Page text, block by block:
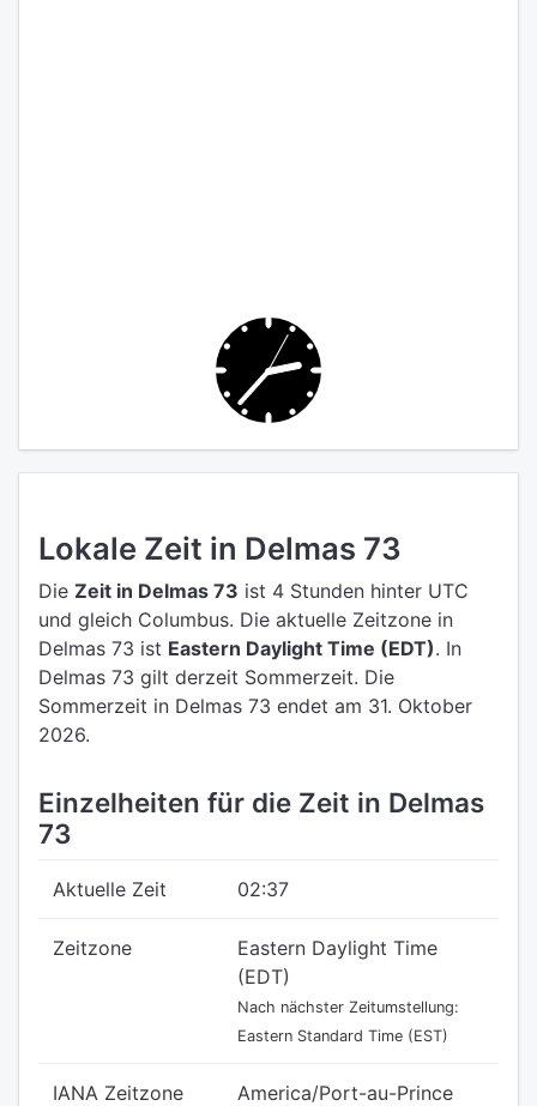
Lokale Zeit in Delmas 73
Die Zeit in Delmas 73 ist 4 Stunden hinter UTC
und gleich Columbus. Die aktuelle Zeitzone in
Delmas 73 ist Eastern Daylight Time (EDT). In
Delmas 73 gilt derzeit Sommerzeit. Die
Sommerzeit in Delmas 73 endet am 31. Oktober
2026.
Einzelheiten für die Zeit in Delmas
73
Aktuelle Zeit 02:37
Zeitzone
Eastern Daylight Time
(EDT)
Nach nächster Zeitumstellung:
Eastern Standard Time (EST)
IANA Zeitzone America/Port-au-Prince